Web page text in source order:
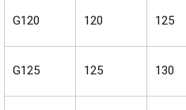
G120 120 125
G125 125 130